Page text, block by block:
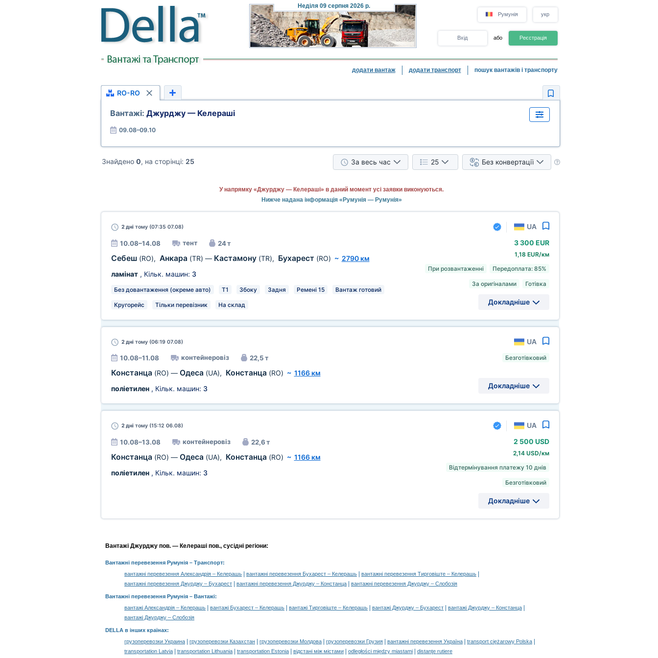
Неділя 09 серпня 2026 р.
Румунія укр
Вхід або Реєстрація
додати вантаж додати транспорт пошук вантажів і транспорту
RO-RO
Вантажі: Джурджу — Келераші
09.08–09.10
Знайдено 0, на сторінці: 25 За весь час 25 Без конвертації
У напрямку «Джурджу — Келераші» в даний момент усі заявки виконуються.
Нижче надана інформація «Румунія — Румунія»
2 днітому (07:35 07.08) UA
10.08–14.08 тент 24 т
Себеш (RO), Анкара (TR) — Кастамону (TR), Бухарест (RO) ~ 2790 км
ламінат, Кільк. машин: 3
Без довантаження (окреме авто) T1 Збоку Задня Ремені 15 Вантаж готовий
Кругорейс Тільки перевізник На склад
3 300 EUR
1,18 EUR/км
При розвантаженні
Передоплата: 85%
За оригіналами Готівка
Докладніше
2 днітому (06:19 07.08) UA
10.08–11.08 контейнеровіз 22,5 т
Констанца (RO) — Одеса (UA), Констанца (RO) ~ 1166 км
поліетилен, Кільк. машин: 3
Безготівковий
Докладніше
2 днітому (15:12 06.08) UA
10.08–13.08 контейнеровіз 22,6 т
Констанца (RO) — Одеса (UA), Констанца (RO) ~ 1166 км
поліетилен, Кільк. машин: 3
2 500 USD
2,14 USD/км
Відтермінування платежу 10 днів
Безготівковий
Докладніше
Вантажі Джурджу пов. — Келераші пов., сусідні регіони:
Вантажні перевезення Румунія – Транспорт:
вантажні перевезення Александрія – Келерашь
вантажні перевезення Бухарест – Келерашь вантажні перевезення Тирговіште – Келерашь
вантажні перевезення Джурджу – Бухарест вантажні перевезення Джурджу – Констанца вантажні перевезення Джурджу – Слобозія
Вантажні перевезення Румунія – Вантажі:
вантажі Александрія – Келерашь
вантажі Бухарест – Келерашь вантажі Тирговіште – Келерашь вантажі Джурджу – Бухарест вантажі Джурджу – Констанца
вантажі Джурджу – Слобозія
DELLA в інших країнах:
грузоперевозки Украина
грузоперевозки Казахстан грузоперевозки Молдова грузоперевозки Грузия вантажні перевезення Україна transport ciężarowy Polska
transportation Latvia transportation Lithuania transportation Estonia відстані між містами odległości między miastami distanţe rutiere